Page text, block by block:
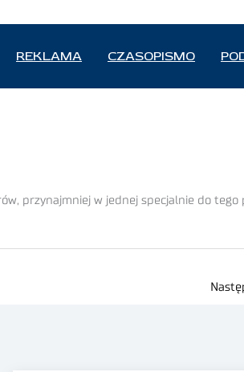
REKLAMA CZASOPISMO
przynajmniej w jednej specjalnie do tego